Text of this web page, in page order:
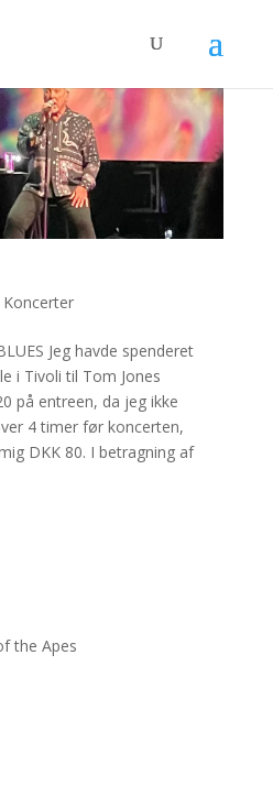
Koncerter
Jeg havde spenderet
i Tivoli til Tom Jones
på entreen, da jeg ikke
4 timer før koncerten,
DKK 80. I betragning af
the Apes